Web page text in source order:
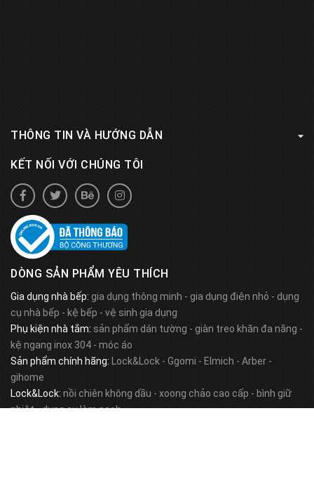
THÔNG TIN VÀ HƯỚNG DẪN
KẾT NỐI VỚI CHÚNG TÔI
DÒNG SẢN PHẨM YÊU THÍCH
Gia dụng nhà bếp: gia dụng thông minh - gia dụng điện nhỏ - dụng
cụ nhà bếp - kệ bếp - vệ sinh gia dụng
Phụ kiện nhà tắm: sản phẩm dán tường - giàn treo khăn đa năng -
kệ ngang inox 304 - móc áo
Sản phẩm chính hãng: Lock&Lock - Ggomi - Elmich - Arber -
gihome
Lock&Lock: nồi chiên không dầu - xoong chảo cao cấp - bình giữ
nhiệt-dụng cụ làm sạch